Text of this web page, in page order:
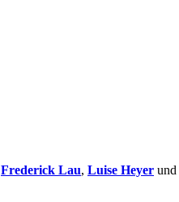
Frederick Lau, Luise Heyer und